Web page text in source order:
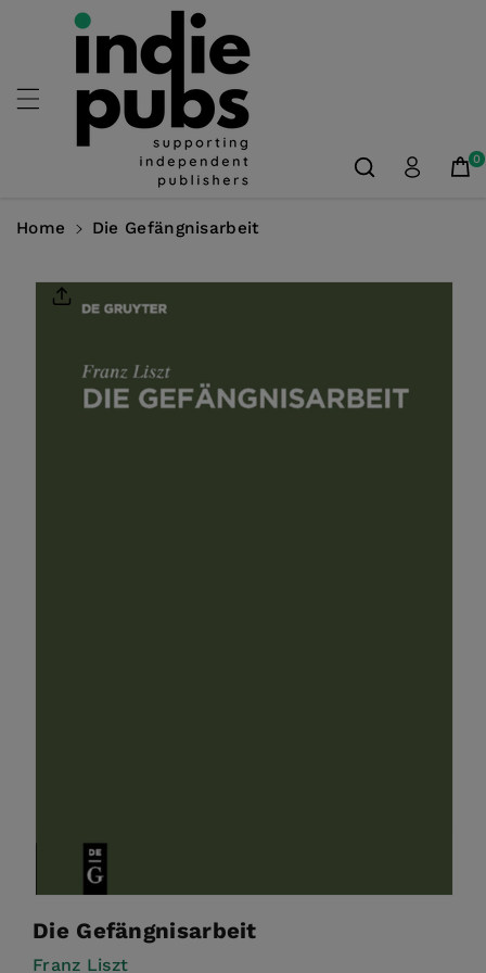
Skip To
Content
0
Home Die Gefängnisarbeit
Product
Die Gefängnisarbeit
Franz Liszt